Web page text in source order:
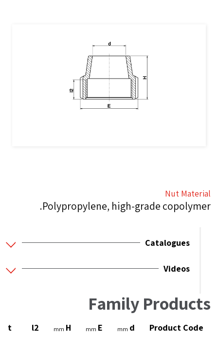
Nut Material
Polypropylene, high-grade copolymer.
Catalogues
Videos
Family Products
Product Code
d
mm
E
mm
H
mm
l2